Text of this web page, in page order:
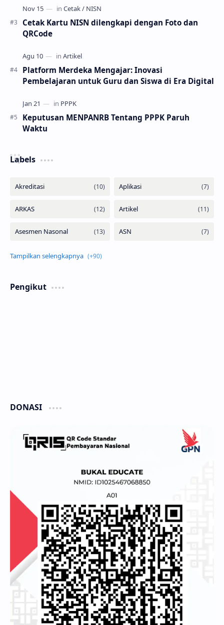
Cetak Kartu NISN dilengkapi dengan Foto dan
QRCode
Platform Merdeka Mengajar: Inovasi
Pembelajaran untuk Guru dan Siswa di Era Digital
Keputusan MENPANRB Tentang PPPK Paruh
Waktu
Labels
Pengikut
DONASI